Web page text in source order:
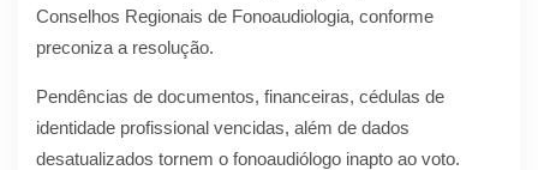
Conselhos Regionais de Fonoaudiologia, conforme
preconiza a resolução.
Pendências de documentos, financeiras, cédulas de
identidade profissional vencidas, além de dados
desatualizados tornem o fonoaudiólogo inapto ao voto.